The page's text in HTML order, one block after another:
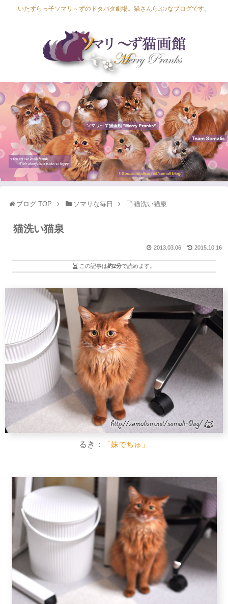
いたずらっ子ソマリ～ずのドタバタ劇場。猫さんらぶ♪なブログです。
Lapis Luna
Lucia Lino
Lycka Leal
Laula
ブログ TOP ソマリな毎日 猫洗い猫泉
猫洗い猫泉
2015.10.16
2013.03.06
この記事は約2分で読めます。
るき： 「妹でちゅ」